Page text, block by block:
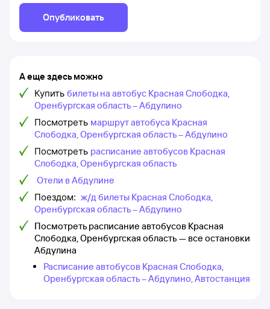
Опубликовать
А еще здесь можно
Купить билеты на автобус Красная Слободка,
Оренбургская область – Абдулино
Посмотреть маршрут автобуса Красная
Слободка, Оренбургская область – Абдулино
Посмотреть расписание автобусов Красная
Слободка, Оренбургская область
Отели в Абдулине
Поездом: ж/д билеты Красная Слободка,
Оренбургская область – Абдулино
Посмотреть расписание автобусов Красная
Слободка, Оренбургская область — все остановки
Абдулина
Расписание автобусов Красная Слободка,
Оренбургская область – Абдулино, Автостанция